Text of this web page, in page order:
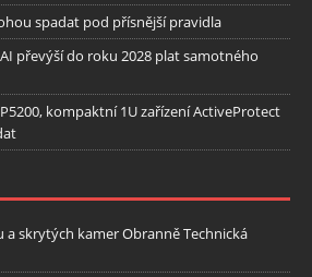
spadat pod přísnější pravidla
převýší do roku 2028 plat samotného
kompaktní 1U zařízení ActiveProtect
skrytých kamer Obranně Technická